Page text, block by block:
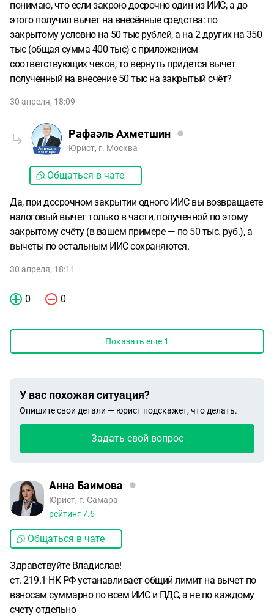
понимаю, что если закрою досрочно один из ИИС, а до
этого получил вычет на внесённые средства: по
закрытому условно на 50 тыс рублей, а на 2 других на 350
тыс (общая сумма 400 тыс) с приложением
соответствующих чеков, то вернуть придется вычет
полученный на внесение 50 тыс на закрытый счёт?
30 апреля, 18:09
Рафаэль Ахметшин
Юрист, г. Москва
Общаться в чате
Да, при досрочном закрытии одного ИИС вы возвращаете
налоговый вычет только в части, полученной по этому
закрытому счёту (в вашем примере — по 50 тыс. руб.), а
вычеты по остальным ИИС сохраняются.
30 апреля, 18:11
0 0
Показать еще 1
У вас похожая ситуация?
Опишите свои детали — юрист подскажет, что делать.
Задать свой вопрос
Анна Баимова
Юрист, г. Самара
рейтинг7.6
Общаться в чате
Здравствуйте Владислав!
ст. 219.1 НК РФ устанавливает общий лимит на вычет по
взносам суммарно по всем ИИС и ПДС, а не по каждому
счету отдельно